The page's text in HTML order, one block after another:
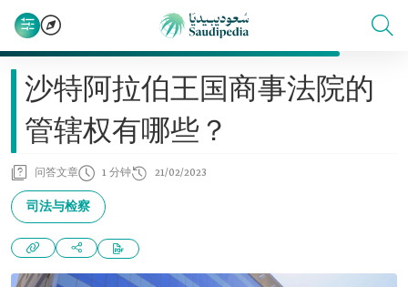
沙特阿拉伯王国商事法院的
管辖权有哪些？
问答文章 1 分钟 21/02/2023
司法与检察